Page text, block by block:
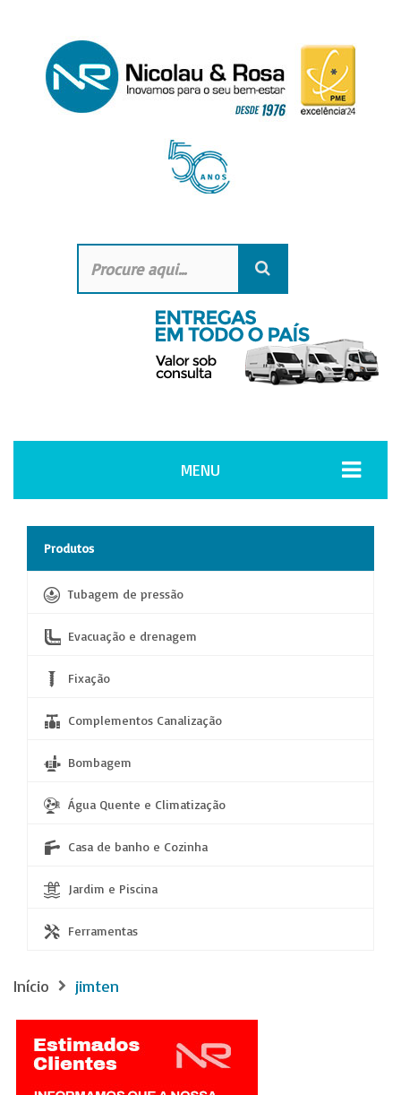
MENU
Produtos
Tubagem de pressão
Evacuação e drenagem
Fixação
Complementos Canalização
Bombagem
Água Quente e Climatização
Casa de banho e Cozinha
Jardim e Piscina
Ferramentas
Início jimten